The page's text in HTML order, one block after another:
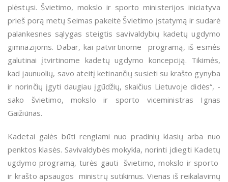
plėstųsi. Švietimo, mokslo ir sporto ministerijos iniciatyva
prieš porą metų Seimas pakeitė Švietimo įstatymą ir sudarė
palankesnes sąlygas steigtis savivaldybių kadetų ugdymo
gimnazijoms. Dabar, kai patvirtinome programą, iš esmės
galutinai įtvirtinome kadetų ugdymo koncepciją. Tikimės,
kad jaunuolių, savo ateitį ketinančių susieti su krašto gynyba
ir norinčių įgyti daugiau įgūdžių, skaičius Lietuvoje didės“, -
sako švietimo, mokslo ir sporto viceministras Ignas
Gaižiūnas.
Kadetai galės būti rengiami nuo pradinių klasių arba nuo
penktos klasės. Savivaldybės mokykla, norinti įdiegti Kadetų
ugdymo programą, turės gauti švietimo, mokslo ir sporto
ir krašto apsaugos ministrų sutikimus. Vienas iš reikalavimų